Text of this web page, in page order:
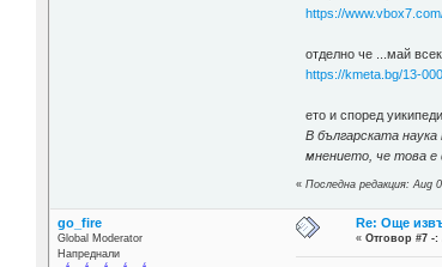
https://
отделно че ...май
https://kmeta.bg/13-
ето и според
В българската
мнението, че това е
«Последна редакция: Aug
go_fire
Global Moderator
Напреднали
Re: Още
«Отговор #7 -: